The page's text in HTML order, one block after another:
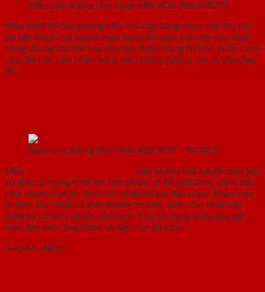
Mẫu cửa phòng tắm nhựa ABS KOS 301-M8707
Mẫu thiết kế cửa phòng tắm cao cấp bằng nhựa này thu hút
sự yêu thích của người mua hàng bởi gam màu đỏ nâu nhạt
cùng những chi tiết hoa dây leo được trang trí trên phần cánh
cửa. Bề mặt cửa nhẵn bóng với những đường vân to đều đẹp
đẽ.
Mẫu cửa phòng tắm nhựa ABS KOS – W0901
Mẫu
này lại thu hút người nhìn bởi
sự giản dị trong thiết kế. Sản phẩm có bề mặt trơn, cánh cửa
chia thành 2 phần hình chữ nhật không đều nhau. Phần trên
là hình chữ nhật có kích thước to hơn, hình chữ nhật bên
dưới lại có kích thước nhỏ hơn. Cửa sử dụng khóa tay gạt
màu đen làm tăng thêm vẻ đẹp cho bộ cửa.
⇒ XEM THÊM: